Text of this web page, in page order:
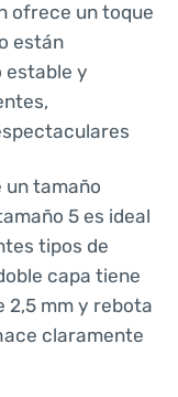
ofrece un toque
están
estable y
un tamaño
5 es ideal
tipos de
capa tiene
2,5 mm y rebota
claramente